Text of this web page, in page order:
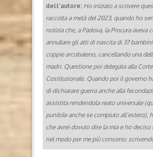
dell’autore: Ho iniziato a scrivere
raccolta a metà del 2023, quando ho
notizia che, a Padova, la Procura aveva
annullare gli atti di nascita di 37
coppie arcobaleno, cancellando una
madri. Questione poi delegata alla Corte
Costituzionale. Quando poi il governo
di dichiarare guerra anche alla
assistita rendendola reato universale
punibile anche se compiuto all’estero),
che avrei dovuto dire la mia e ho deciso
nel modo per me più consono: